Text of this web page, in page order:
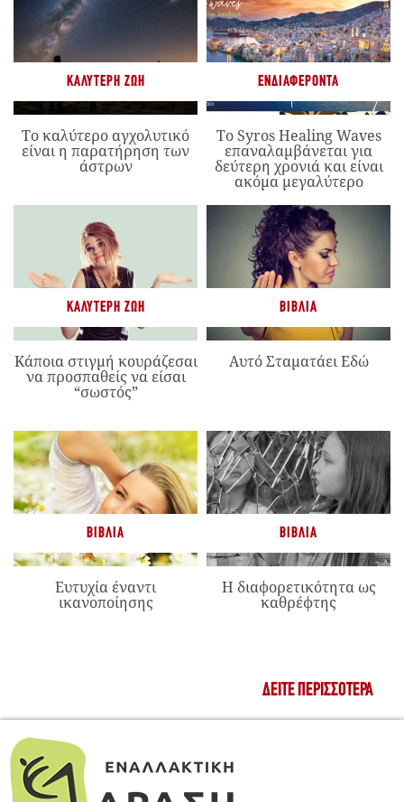
ΚΑΛΎΤΕΡΗ ΖΩΉ
Το καλύτερο αγχολυτικό
είναι η παρατήρηση των
άστρων
ΕΝΔΙΑΦΈΡΟΝΤΑ
Το Syros Healing Waves
επαναλαμβάνεται για
δεύτερη χρονιά και είναι
ακόμα μεγαλύτερο
ΚΑΛΎΤΕΡΗ ΖΩΉ
Κάποια στιγμή κουράζεσαι
να προσπαθείς να είσαι
“σωστός”
ΒΙΒΛΊΑ
Αυτό Σταματάει Εδώ
ΒΙΒΛΊΑ
Ευτυχία έναντι
ικανοποίησης
ΒΙΒΛΊΑ
Η διαφορετικότητα ως
καθρέφτης
ΔΕΊΤΕ ΠΕΡΙΣΣΌΤΕΡΑ